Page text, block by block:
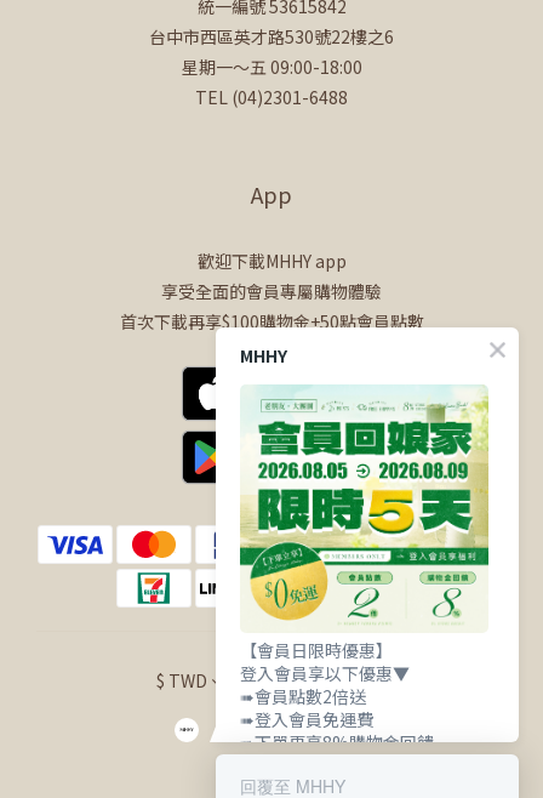
統一編號 53615842
台中市西區英才路530號22樓之6
星期一～五 09:00-18:00
TEL (04)2301-6488
App
歡迎下載MHHY app
享受全面的會員專屬購物體驗
首次下載再享$100購物金+50點會員點數
$ TWD 繁體中文
MHHY
【會員日限時優惠】
登入會員享以下優惠▼
➠會員點數2倍送
➠登入會員免運費
➠下單再享8%購物金回饋
回覆至 MHHY